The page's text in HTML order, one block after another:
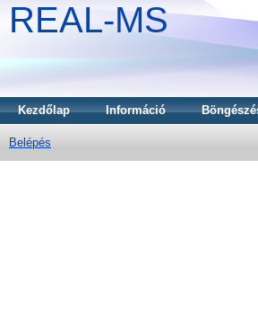
REAL-MS
Kezdőlap Információ
Belépés